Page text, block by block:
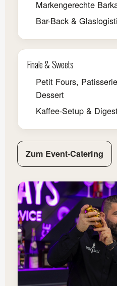
Markengerechte
Bar-Back &
Finale & Sweets
Petit Fours,
Dessert
Kaffee-Setup &
Zum Event-Catering